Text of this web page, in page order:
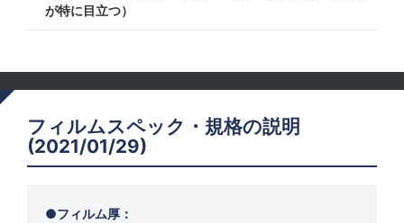
が特に目立つ）
フィルムスペック・規格の説明
(2021/01/29)
フィルム厚：